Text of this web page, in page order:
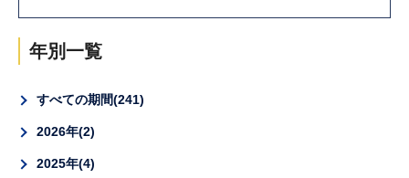
年別一覧
すべての期間 241
2026年 2
2025年 4